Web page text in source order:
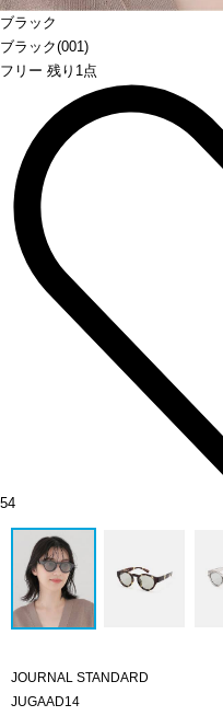
ブラック
ブラック(001)
フリー 残り1点
54
JOURNAL STANDARD
JUGAAD14